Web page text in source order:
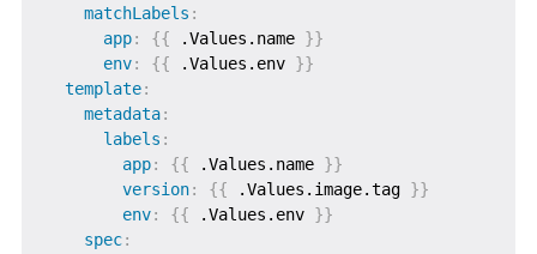
matchLabels :
app: {{ .Values.name }}
env: {{ .Values.env }}
template:
metadata:
labels :
app: {{ .Values.name }}
version: {{ .Values.image.tag }}
env: {{ .Values.env }}
spec: